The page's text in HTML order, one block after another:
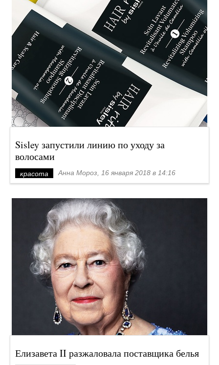
Sisley запустили линию по уходу за
волосами
красота Анна Мороз, 16 января 2018 в 14:16
Елизавета II разжаловала поставщика белья